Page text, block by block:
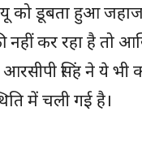
को डूबता हुआ
कर रहा है तो
आरसीपी सिंह ने ये
में चली गई है।